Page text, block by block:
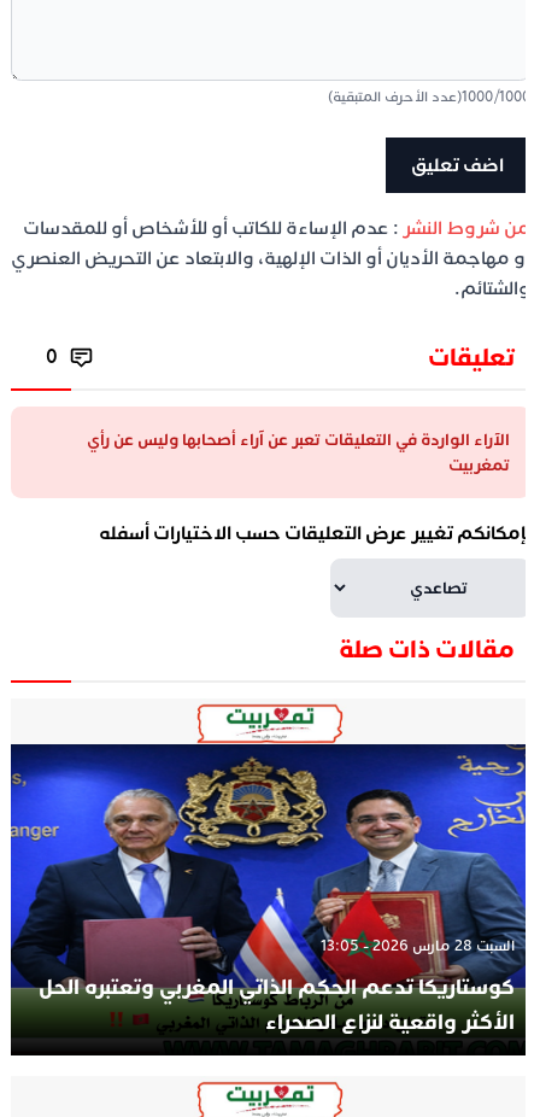
/
1000(عدد الأحرف المتبقية)
شروط النشر: عدم الإساءة للكاتب أو للأشخاص أو للمقدسات
مهاجمة الأديان أو الذات الإلهية، والابتعاد عن التحريض العنصري
تعليقات 0
الآراء الواردة في التعليقات تعبر عن آراء أصحابها وليس عن رأي
تمغربيت
تغيير عرض التعليقات حسب الاختيارات أسفله
مقالات ذات صلة
السبت 28 مارس 2026 - 13:05
كوستاريكا تدعم الحكم الذاتي المغربي وتعتبره الحل
الأكثر واقعية لنزاع الصحراء